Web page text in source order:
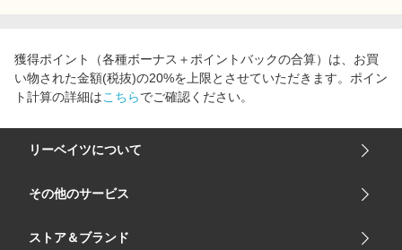
獲得ポイント（各種ボーナス＋ポイントバックの合算）は、お買
い物された金額(税抜)の20%を上限とさせていただきます。ポイン
ト計算の詳細はこちらでご確認ください。
リーベイツについて
会社概要
サイトマップ
その他のサービス
楽天市場
ストア＆ブランド